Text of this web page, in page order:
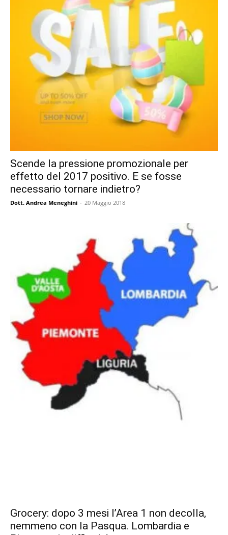
Scende la pressione promozionale per
effetto del 2017 positivo. E se fosse
necessario tornare indietro?
Dott. Andrea Meneghini - 20 Maggio 2018
Grocery: dopo 3 mesi l’Area 1 non decolla,
nemmeno con la Pasqua. Lombardia e